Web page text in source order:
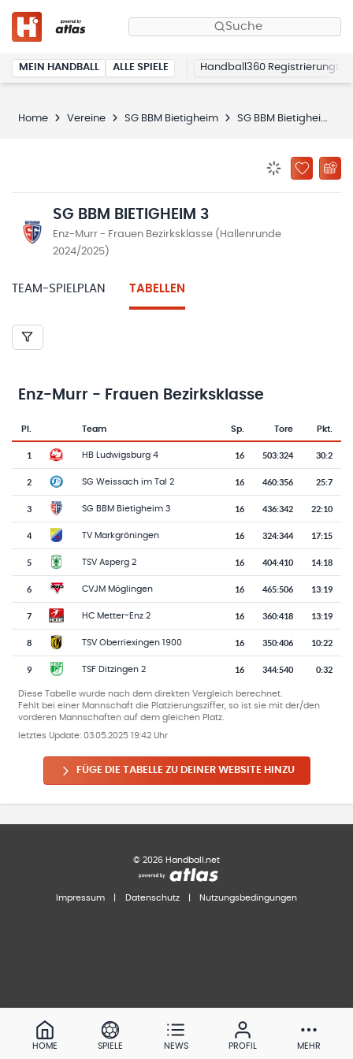
Suche
MEIN HANDBALL ALLE SPIELE Handball360 Registrierung
Home Vereine SG BBM Bietigheim SG BBM Bietigheim 3
ZU
SG BBM BIETIGHEIM 3
Enz-Murr - Frauen Bezirksklasse (Hallenrunde
2024/2025)
TEAM-SPIELPLAN TABELLEN
Enz-Murr - Frauen Bezirksklasse
Tabelle mit Vereinsplatzierungen, Spielen, Toren und Punkten
Pl.
Team-Logo
Team Sp. Tore Pkt.
1 HB Ludwigsburg 4 16 503:324 30:2
2 SG Weissach im Tal 2 16 460:356 25:7
3 SG BBM Bietigheim 3 16 436:342 22:10
4 TV Markgröningen 16 324:344 17:15
5 TSV Asperg 2 16 404:410 14:18
6 CVJM Möglingen 16 465:506 13:19
7 HC Metter-Enz 2 16 360:418 13:19
8 TSV Oberriexingen 1900 16 350:406 10:22
9 TSF Ditzingen 2 16 344:540 0:32
Diese Tabelle wurde nach dem direkten Vergleich berechnet.
Fehlt bei einer Mannschaft die Platzierungsziffer, so ist sie mit der/den
vorderen Mannschaften auf dem gleichen Platz.
letztes Update: 03.05.2025 19:42 Uhr
FÜGE DIE TABELLE ZU DEINER WEBSITE HINZU
© 2026 Handball.net
Impressum Datenschutz Nutzungsbedingungen
HOME SPIELE NEWS PROFIL MEHR